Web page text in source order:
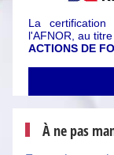
La
l'AFNOR, au
ACTIONS DE
À ne pas